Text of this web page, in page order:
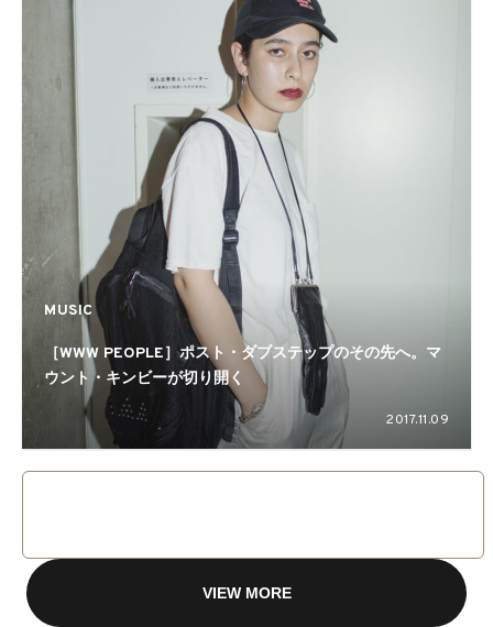
MUSIC
［WWW PEOPLE］ポスト・ダブステップのその先へ。マ
ウント・キンビーが切り開く
2017.11.09
VIEW MORE